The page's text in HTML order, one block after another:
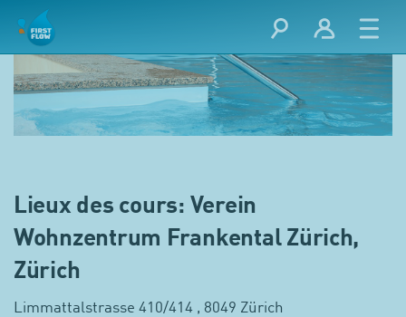
Lieux des cours: Verein
Wohnzentrum Frankental Zürich,
Zürich
Limmattalstrasse 410/414 , 8049 Zürich